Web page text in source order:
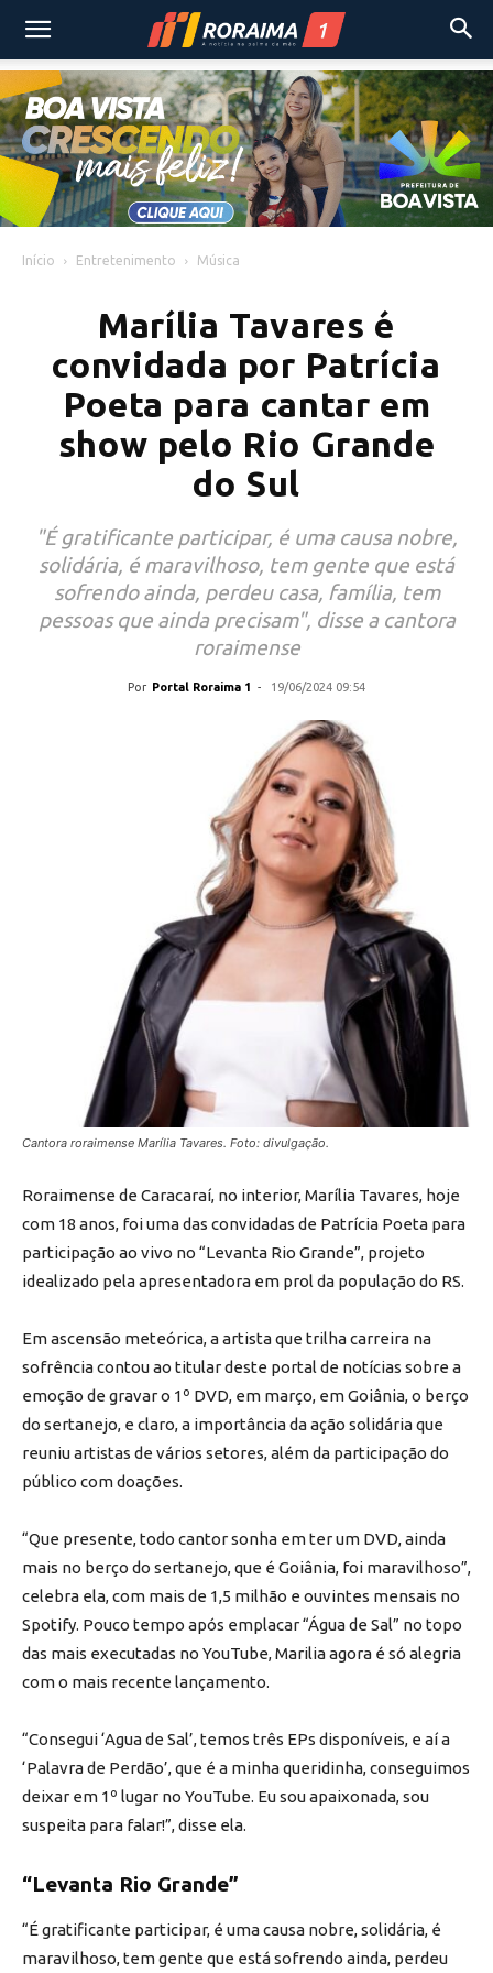
Início Entretenimento Música
Marília Tavares é
convidada por Patrícia
Poeta para cantar em
show pelo Rio Grande
do Sul
"É gratificante participar, é uma causa nobre,
solidária, é maravilhoso, tem gente que está
sofrendo ainda, perdeu casa, família, tem
pessoas que ainda precisam", disse a cantora
roraimense
Por Portal Roraima 1 - 19/06/2024 09:54
Cantora roraimense Marília Tavares. Foto: divulgação.
Roraimense de Caracaraí, no interior, Marília Tavares, hoje
com 18 anos, foi uma das convidadas de Patrícia Poeta para
participação ao vivo no “Levanta Rio Grande”, projeto
idealizado pela apresentadora em prol da população do RS.
Em ascensão meteórica, a artista que trilha carreira na
sofrência contou ao titular deste portal de notícias sobre a
emoção de gravar o 1º DVD, em março, em Goiânia, o berço
do sertanejo, e claro, a importância da ação solidária que
reuniu artistas de vários setores, além da participação do
público com doações.
“Que presente, todo cantor sonha em ter um DVD, ainda
mais no berço do sertanejo, que é Goiânia, foi maravilhoso”,
celebra ela, com mais de 1,5 milhão e ouvintes mensais no
Spotify. Pouco tempo após emplacar “Água de Sal” no topo
das mais executadas no YouTube, Marilia agora é só alegria
com o mais recente lançamento.
“Consegui ‘Agua de Sal’, temos três EPs disponíveis, e aí a
‘Palavra de Perdão’, que é a minha queridinha, conseguimos
deixar em 1º lugar no YouTube. Eu sou apaixonada, sou
suspeita para falar!”, disse ela.
“Levanta Rio Grande”
“É gratificante participar, é uma causa nobre, solidária, é
maravilhoso, tem gente que está sofrendo ainda, perdeu